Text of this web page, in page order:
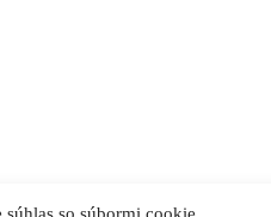
súhlas so súbormi cookie